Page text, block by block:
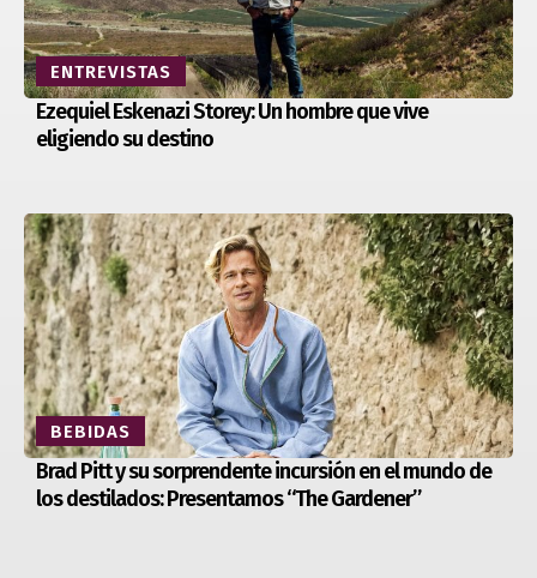
ENTREVISTAS
Ezequiel Eskenazi Storey: Un hombre que vive
eligiendo su destino
BEBIDAS
Brad Pitt y su sorprendente incursión en el mundo de
los destilados: Presentamos “The Gardener”